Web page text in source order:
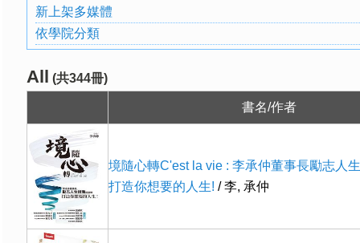
新上架多媒體
依學院分類
All (共344冊)
書名/作者
境隨心轉C'est la vie : 李承仲董事長勵志人
打造你想要的人生! / 李, 承仲